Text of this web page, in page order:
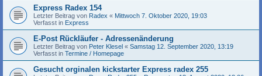
Express Radex 154
Letzter Beitrag von Radex « Mittwoch 7. Oktober 2020, 19:03
Verfasst in Express
E-Post Rückläufer - Adressenänderung
Letzter Beitrag von Peter Klesel « Samstag 12. September 2020, 13:19
Verfasst in Termine / Homepage
Gesucht orginalen kickstarter Express radex 255